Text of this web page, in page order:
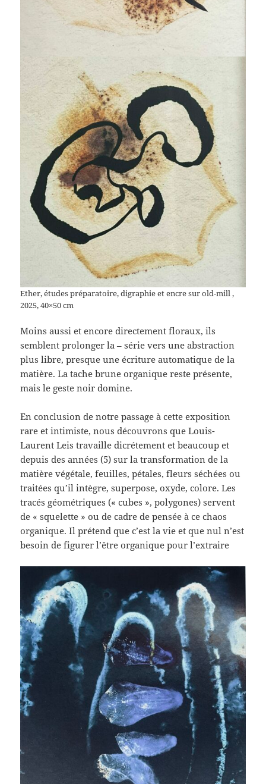
Ether, études préparatoire, digraphie et encre sur old-mill ,
2025, 40×50 cm
Moins aussi et encore directement floraux, ils
semblent prolonger la – série vers une abstraction
plus libre, presque une écriture automatique de la
matière. La tache brune organique reste présente,
mais le geste noir domine.
En conclusion de notre passage à cette exposition
rare et intimiste, nous découvrons que Louis-
Laurent Leis travaille dicrétement et beaucoup et
depuis des années (5) sur la transformation de la
matière végétale, feuilles, pétales, fleurs séchées ou
traitées qu’il intègre, superpose, oxyde, colore. Les
tracés géométriques (« cubes », polygones) servent
de « squelette » ou de cadre de pensée à ce chaos
organique. Il prétend que c’est la vie et que nul n’est
besoin de figurer l’être organique pour l’extraire